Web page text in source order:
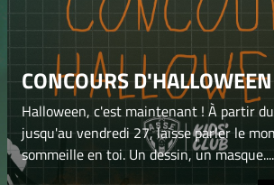
CONCOURS D'HALLOWEEN
Halloween, c'est maintenant ! À partir
jusqu'au vendredi 27, laisse parler le
sommeille en toi. Un dessin, un masque....